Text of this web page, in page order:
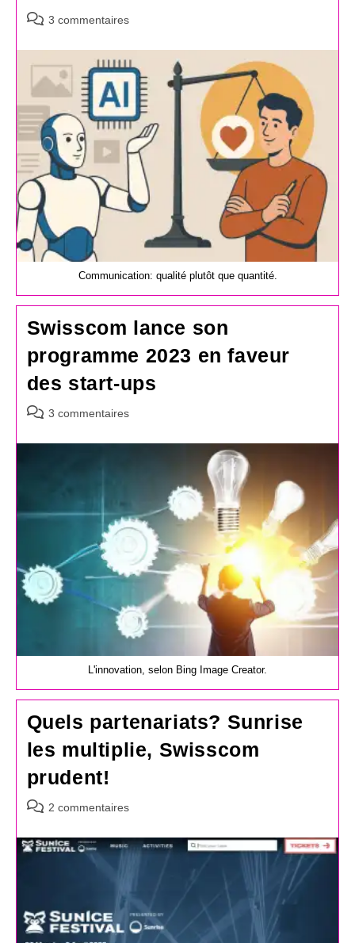
Commentaires
la
publication :
3 commentaires
Communication: qualité plutôt que quantité.
Swisscom lance son
programme 2023 en faveur
des start-ups
Commentaires
la
3 commentaires
L'innovation, selon Bing Image Creator.
Quels partenariats? Sunrise
les multiplie, Swisscom
prudent!
Commentaires
la
publication :
2 commentaires